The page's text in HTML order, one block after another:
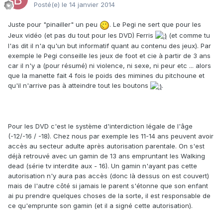
Posté(e) le 14 janvier 2014
Juste pour "pinailler" un peu
. Le Pegi ne sert que pour les
Jeux vidéo (et pas du tout pour les DVD) Ferris
(et comme tu
l'as dit il n'a qu'un but informatif quant au contenu des jeux). Par
exemple le Pegi conseille les jeux de foot et cie à partir de 3 ans
car il n'y a (pour résumé) ni violence, ni sexe, ni peur etc ... alors
que la manette fait 4 fois le poids des mimines du pitchoune et
qu'il n'arrive pas à atteindre tout les boutons
.
Pour les DVD c'est le système d'interdiction légale de l'âge
(-12/-16 / -18). Chez nous par exemple les 11-14 ans peuvent avoir
accès au secteur adulte après autorisation parentale. On s'est
déjà retrouvé avec un gamin de 13 ans empruntant les Walking
dead (série tv interdite aux - 16). Un gamin n'ayant pas cette
autorisation n'y aura pas accès (donc là dessus on est couvert)
mais de l'autre côté si jamais le parent s'étonne que son enfant
ai pu prendre quelques choses de la sorte, il est responsable de
ce qu'emprunte son gamin (et il a signé cette autorisation).